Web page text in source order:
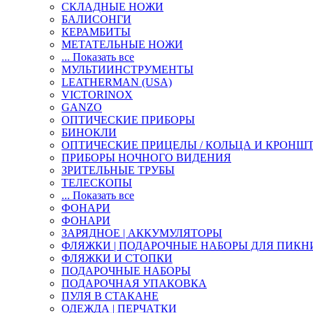
СКЛАДНЫЕ НОЖИ
БАЛИСОНГИ
КЕРАМБИТЫ
МЕТАТЕЛЬНЫЕ НОЖИ
... Показать все
МУЛЬТИИНСТРУМЕНТЫ
LEATHERMAN (USA)
VICTORINOX
GANZO
ОПТИЧЕСКИЕ ПРИБОРЫ
БИНОКЛИ
ОПТИЧЕСКИЕ ПРИЦЕЛЫ / КОЛЬЦА И
ПРИБОРЫ НОЧНОГО ВИДЕНИЯ
ЗРИТЕЛЬНЫЕ ТРУБЫ
ТЕЛЕСКОПЫ
... Показать все
ФОНАРИ
ФОНАРИ
ЗАРЯДНОЕ | АККУМУЛЯТОРЫ
ФЛЯЖКИ | ПОДАРОЧНЫЕ НАБОРЫ ДЛЯ
ФЛЯЖКИ И СТОПКИ
ПОДАРОЧНЫЕ НАБОРЫ
ПОДАРОЧНАЯ УПАКОВКА
ПУЛЯ В СТАКАНЕ
ОДЕЖДА | ПЕРЧАТКИ